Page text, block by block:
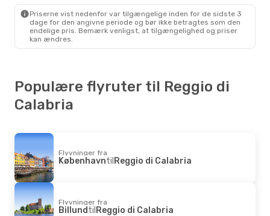
Priserne vist nedenfor var tilgængelige inden for de sidste 3
dage for den angivne periode og bør ikke betragtes som den
endelige pris. Bemærk venligst, at tilgængelighed og priser
kan ændres.
Populære flyruter til Reggio di
Calabria
Flyvninger fra
KøbenhavntilReggio di Calabria
Flyvninger fra
BillundtilReggio di Calabria